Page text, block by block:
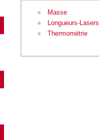
Masse
Longueurs-Lasers
Thermométrie